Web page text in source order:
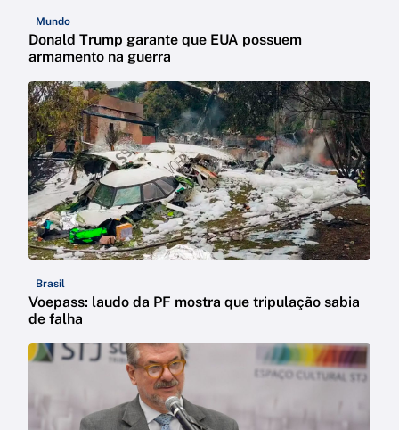
Mundo
Donald Trump garante que EUA possuem
armamento na guerra
Brasil
Voepass: laudo da PF mostra que tripulação sabia
de falha